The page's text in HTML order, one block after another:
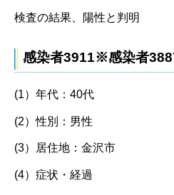
検査の結果、陽性と判明
感染者3911※感染者
(1）年代：40代
(2）性別：男性
(3）居住地：金沢市
(4）症状・経過